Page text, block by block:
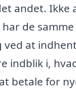
andet. Ikke
de
ved at
indblik i,
betale for